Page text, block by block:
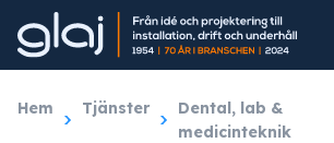
Hem Tjänster
Dental, lab &
medicinteknik